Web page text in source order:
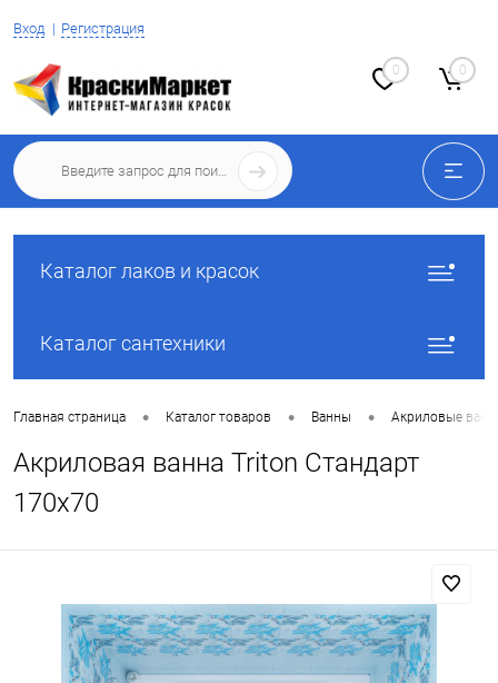
Вход Регистрация
0 0
Каталог лаков и красок
Каталог сантехники
Главная страница • Каталог товаров • Ванны • Акриловые
Акриловая ванна Triton Стандарт
170x70